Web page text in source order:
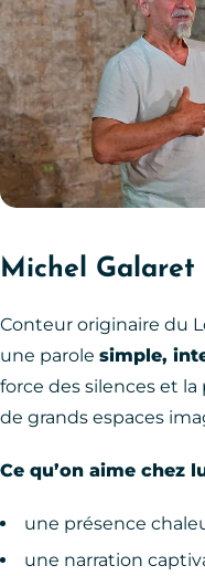
Soirée contes avec
Michel Galaret
Conteur originaire du
une parole simple,
force des silences et
de grands espaces
Ce qu’on aime chez
une présence
une narration